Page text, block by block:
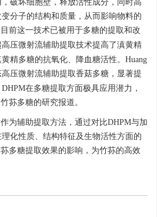
破坏细胞壁，释放活性成分，同时高
分子的结构和质量，从而影响物料的
前这一技术已被用于多糖的提取和改
压微射流辅助提取技术提高了滇黄精
精多糖的抗氧化、降血糖活性。Huang
压微射流辅助提取香菇多糖，显著提
在多糖提取方面极具应用潜力，
荪多糖的研究报道。
为辅助提取方法，通过对比DHPM与加
化性质、结构特征及生物活性方面的
多糖提取效果的影响，为竹荪的高效